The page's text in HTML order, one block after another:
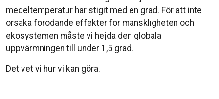
medeltemperatur har stigit med en grad. För att inte
orsaka förödande effekter för mänskligheten och
ekosystemen måste vi hejda den globala
uppvärmningen till under 1,5 grad.
Det vet vi hur vi kan göra.